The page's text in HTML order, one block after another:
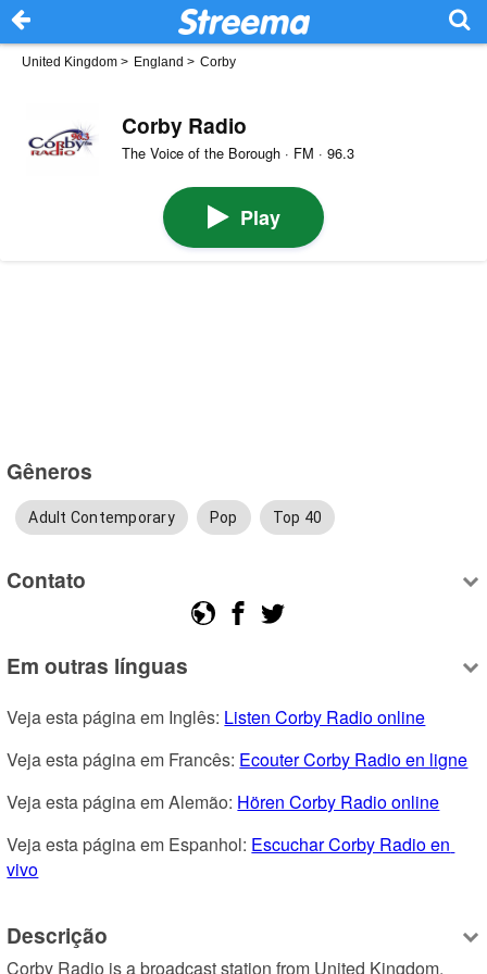
United Kingdom > England > Corby
Corby Radio
The Voice of the Borough · FM · 96.3
Play
Gêneros
Adult Contemporary Pop Top 40
Contato
Em outras línguas
Veja esta página em Inglês: Listen Corby Radio online
Veja esta página em Francês: Ecouter Corby Radio en ligne
Veja esta página em Alemão: Hören Corby Radio online
Veja esta página em Espanhol: Escuchar Corby Radio en
vivo
Descrição
Corby Radio is a broadcast station from United Kingdom,